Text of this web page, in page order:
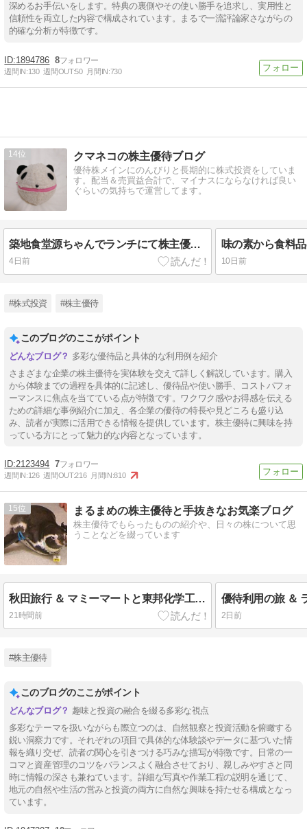
深めるお手伝いをします。特典の裏側やその使い勝手を追求し、実用性と
信頼性を両立した内容で構成されています。まるで一流評論家さながらの
的確な分析が特徴です。
1894786 8
週間IN:130 週間OUT:50 月間IN:730
14 クマネコの株主優待ブログ
優待株メインにのんびりと長期的に株式投資をしていま
す。配当＆売買益合計で、マイナスにならなければ良い
ぐらいの気持ちで運営してます。
築地食堂源ちゃんでランチにて株主優待利用
4日前
味の素から食料
10日前
#株式投資 #株主優待
このブログのここがポイント
多彩な優待品と具体的な利用例を紹介
さまざまな企業の株主優待を実体験を交えて詳しく解説しています。購入
から体験までの過程を具体的に記述し、優待品や使い勝手、コストパフォ
ーマンスに焦点を当てている点が特徴です。ワクワク感やお得感を伝える
ための詳細な事例紹介に加え、各企業の優待の特長や見どころも盛り込
み、読者が実際に活用できる情報を提供しています。株主優待に興味を持
っている方にとって魅力的な内容となっています。
2123494 7
週間IN:126 週間OUT:216 月間IN:810
15 まるまめの株主優待と手抜きなお気楽ブログ
株主優待でもらったものの紹介や、日々の株について思
うことなどを綴っています
秋田旅行 ＆ マミーマートと東邦化学工業と大日本塗料の優待
21時間前 2日前
#株主優待
このブログのここがポイント
趣味と投資の融合を綴る多彩な視点
多彩なテーマを扱いながらも際立つのは、自然観察と投資活動を俯瞰する
鋭い洞察力です。それぞれの項目で具体的な体験談やデータに基づいた情
報を織り交ぜ、読者の関心を引きつける巧みな描写が特徴です。日常の一
コマと資産管理のコツをバランスよく融合させており、親しみやすさと同
時に情報の深さも兼ねています。詳細な写真や作業工程の説明を通じて、
地元の自然や生活の営みと投資の両方に自然な興味を持たせる構成となっ
ています。